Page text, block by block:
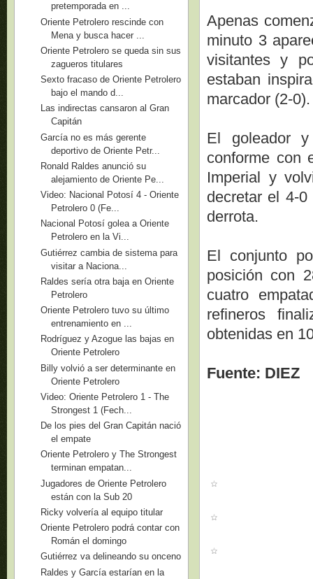
Apenas
minuto 3
visitantes y
estaban
marcador (2-0).
El goleador
conforme con
Imperial y
decretar el 4-
derrota.
El conjunto
posición con
cuatro
refineros
obtenidas en
Fuente: DIEZ
pretemporada en ...
Oriente Petrolero rescinde con
Mena y busca hacer ...
Oriente Petrolero se queda sin sus
zagueros titulares
Sexto fracaso de Oriente Petrolero
bajo el mando d...
Las indirectas cansaron al Gran
Capitán
García no es más gerente
deportivo de Oriente Petr...
Ronald Raldes anunció su
alejamiento de Oriente Pe...
Video: Nacional Potosí 4 - Oriente
Petrolero 0 (Fe...
Nacional Potosí golea a Oriente
Petrolero en la Vi...
Gutiérrez cambia de sistema para
visitar a Naciona...
Raldes sería otra baja en Oriente
Petrolero
Oriente Petrolero tuvo su último
entrenamiento en ...
Rodríguez y Azogue las bajas en
Oriente Petrolero
Billy volvió a ser determinante en
Oriente Petrolero
Video: Oriente Petrolero 1 - The
Strongest 1 (Fech...
De los pies del Gran Capitán nació
el empate
Oriente Petrolero y The Strongest
terminan empatan...
Jugadores de Oriente Petrolero
están con la Sub 20
Ricky volvería al equipo titular
Oriente Petrolero podrá contar con
Román el domingo
Gutiérrez va delineando su onceno
Raldes y García estarían en la